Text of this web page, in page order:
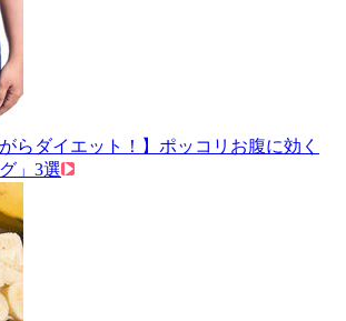
らダイエット！】ポッコリお腹に効く
」3選